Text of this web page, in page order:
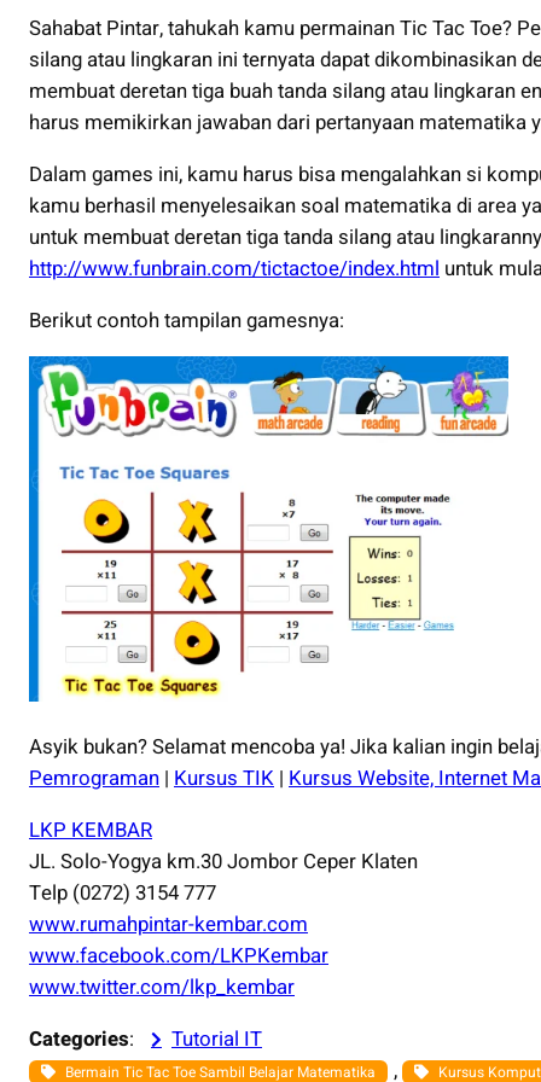
Sahabat Pintar, tahukah kamu permainan Tic Tac Toe?
silang atau lingkaran ini ternyata dapat dikombinasikan
membuat deretan tiga buah tanda silang atau lingkaran
harus memikirkan jawaban dari pertanyaan matematika
Dalam games ini, kamu harus bisa mengalahkan si
kamu berhasil menyelesaikan soal matematika di area
untuk membuat deretan tiga tanda silang atau
http://www.funbrain.com/tictactoe/index.html untuk
Berikut contoh tampilan gamesnya:
Asyik bukan? Selamat mencoba ya! Jika kalian ingin
Pemrograman | Kursus TIK | Kursus Website, Internet
LKP KEMBAR
JL. Solo-Yogya km.30 Jombor Ceper Klaten
Telp (0272) 3154 777
www.rumahpintar-kembar.com
www.facebook.com/LKPKembar
www.twitter.com/lkp_kembar
Categories: Tutorial IT
Bermain Tic Tac Toe Sambil Belajar Matematika , Kursus